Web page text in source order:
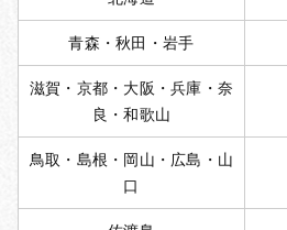
青森・秋田・岩手
滋賀・京都・大阪・兵庫・奈
良・和歌山
鳥取・島根・岡山・広島・山
口